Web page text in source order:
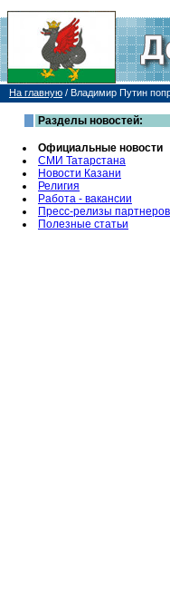
На главную / Владимир Путин
Разделы новостей:
Официальные новости
СМИ Татарстана
Новости Казани
Религия
Работа - вакансии
Пресс-релизы партнеров
Полезные статьи